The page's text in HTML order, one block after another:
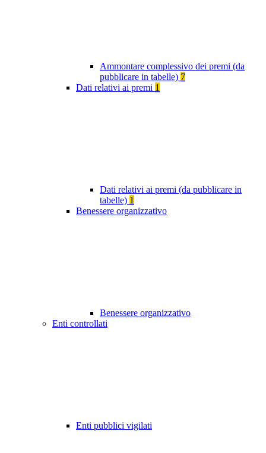
Ammontare complessivo dei premi (da
pubblicare in tabelle) 7
Dati relativi ai premi 1
Dati relativi ai premi (da pubblicare in
tabelle) 1
Benessere organizzativo
Benessere organizzativo
Enti controllati
Enti pubblici vigilati